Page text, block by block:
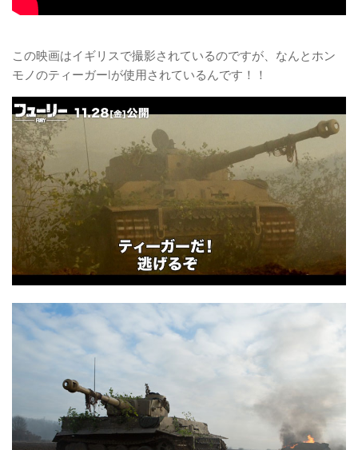
この映画はイギリスで撮影されているのですが、なんとホン
モノのティーガーIが使用されているんです！！